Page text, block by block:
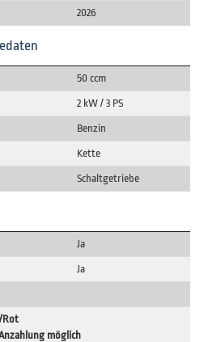
2026
50 ccm
2 kW / 3 PS
Benzin
Kette
Schaltgetriebe
Ja
Ja
Rot
möglich